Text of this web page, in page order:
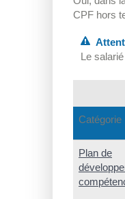
CPF hors
Le
Catégorie
Plan de